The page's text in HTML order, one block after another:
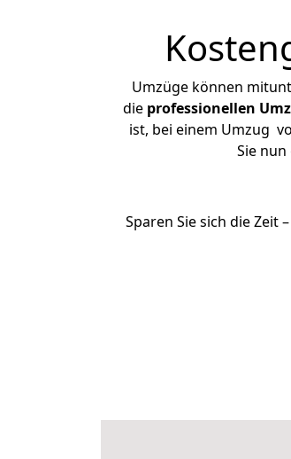
Umzüge können
die professionellen
ist, bei einem Umzug
Sie
Sparen Sie sich die Zeit